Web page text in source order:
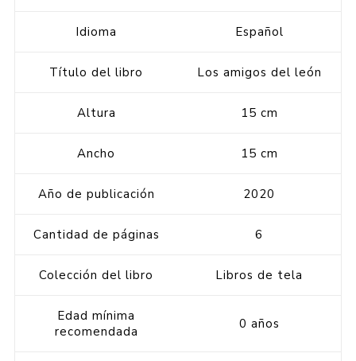
Idioma Español
Título del libro Los amigos del león
Altura 15 cm
Ancho 15 cm
Año de publicación 2020
Cantidad de páginas 6
Colección del libro Libros de tela
Edad mínima
recomendada
0 años